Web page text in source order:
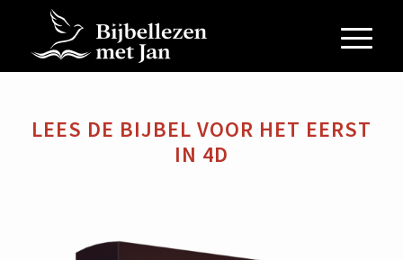
LEES DE BIJBEL VOOR HET EERST
IN 4D